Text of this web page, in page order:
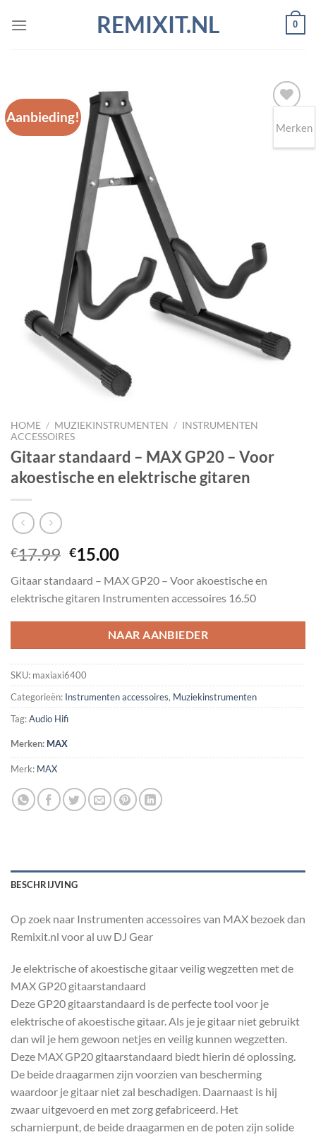
naar
REMIXIT.NL 0
Aanbieding!
Toevoegen
HOME / MUZIEKINSTRUMENTEN / INSTRUMENTEN
ACCESSOIRES
Gitaar standaard – MAX GP20 – Voor
akoestische en elektrische gitaren
€17.99 Oorspronkelijke
was:
€17.99.
€15.00Huidige
is:
€15.00.
Gitaar standaard – MAX GP20 – Voor akoestische en
elektrische gitaren Instrumenten accessoires 16.50
NAAR AANBIEDER
SKU: maxiaxi6400
Categorieën: Instrumenten accessoires, Muziekinstrumenten
Tag:Audio Hifi
Merken: MAX
Merk: MAX
BESCHRIJVING
Op zoek naar Instrumenten accessoires van MAX bezoek dan
Remixit.nl voor al uw DJ Gear
Je elektrische of akoestische gitaar veilig wegzetten met de
MAX GP20 gitaarstandaard
Deze GP20 gitaarstandaard is de perfecte tool voor je
elektrische of akoestische gitaar. Als je je gitaar niet gebruikt
dan wil je hem gewoon netjes en veilig kunnen wegzetten.
Deze MAX GP20 gitaarstandaard biedt hierin dé oplossing.
De beide draagarmen zijn voorzien van bescherming
waardoor je gitaar niet zal beschadigen. Daarnaast is hij
zwaar uitgevoerd en met zorg gefabriceerd. Het
scharnierpunt, de beide draagarmen en de poten zijn solide
Merken